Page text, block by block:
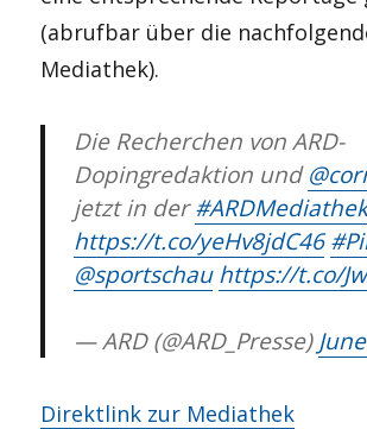
(abrufbar über die
Mediathek).
Die Recherchen von ARD-
Dopingredaktion und
jetzt in der
https://t.co/yeHv8jdC46
@sportschau https://t.co/
— ARD (@ARD_Presse)
Direktlink zur Mediathek